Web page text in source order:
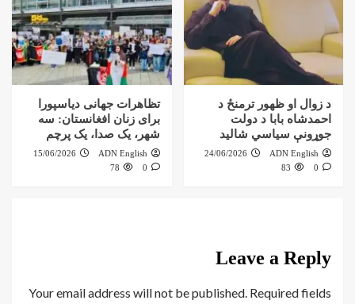
د زوال او ظهور ترمنځ د
احمدشاه بابا د دولت
جوړونې سیاسي شالید
ADN English
24/06/2026
0
83
تظاهرات جهانی دیاسپورا
برای زنان افغانستان: سه
شهر، یک صدا، یک پرچم
ADN English
15/06/2026
0
78
Leave a Reply
Your email address will not be published. Required fields